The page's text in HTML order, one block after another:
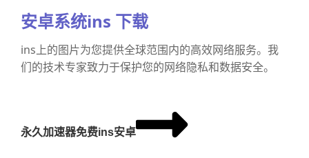
安卓系统ins 下载
ins上的图片为您提供全球范围内的高效网络服务。我
们的技术专家致力于保护您的网络隐私和数据安全。
永久加速器免费ins安卓